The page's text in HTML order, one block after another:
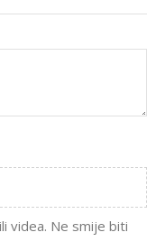
videa. Ne smije biti